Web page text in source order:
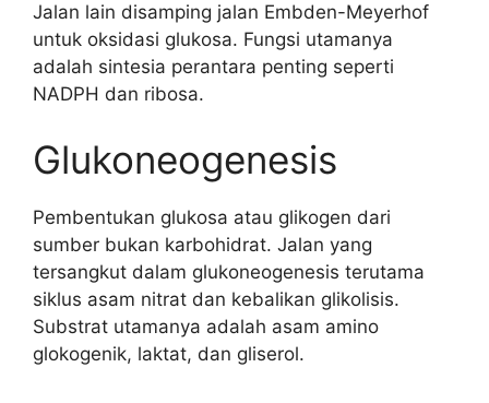
Jalan lain disamping jalan Embden-Meyerhof
untuk oksidasi glukosa. Fungsi utamanya
adalah sintesia perantara penting seperti
NADPH dan ribosa.
Glukoneogenesis
Pembentukan glukosa atau glikogen dari
sumber bukan karbohidrat. Jalan yang
tersangkut dalam glukoneogenesis terutama
siklus asam nitrat dan kebalikan glikolisis.
Substrat utamanya adalah asam amino
glokogenik, laktat, dan gliserol.